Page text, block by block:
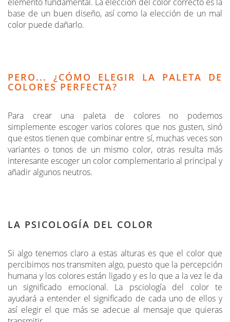
base de un buen diseño, así como la elección de un mal
color puede dañarlo.
PERO... ¿CÓMO ELEGIR LA PALETA DE
COLORES PERFECTA?
Para crear una paleta de colores no podemos
simplemente escoger varios colores que nos gusten, sinó
que estos tienen que combinar entre sí, muchas veces son
variantes o tonos de un mismo color, otras resulta más
interesante escoger un color complementario al principal y
añadir algunos neutros.
LA PSICOLOGÍA DEL COLOR
Si algo tenemos claro a estas alturas es que el color que
percibimos nos transmiten algo, puesto que la percepción
humana y los colores están ligado y es lo que a la vez le da
un significado emocional. La psciología del color te
ayudará a entender el significado de cada uno de ellos y
así elegir el que más se adecue al mensaje que quieras